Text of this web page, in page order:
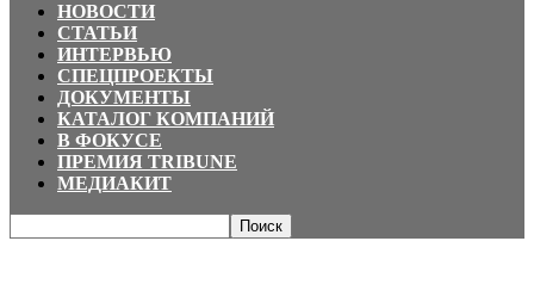
НОВОСТИ
СТАТЬИ
ИНТЕРВЬЮ
СПЕЦПРОЕКТЫ
ДОКУМЕНТЫ
КАТАЛОГ КОМПАНИЙ
В ФОКУСЕ
ПРЕМИЯ TRIBUNE
МЕДИАКИТ